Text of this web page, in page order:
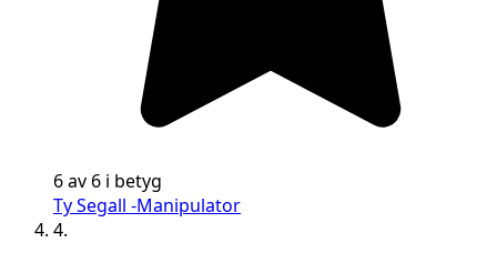
6 av 6 i betyg
Ty Segall -Manipulator
4.